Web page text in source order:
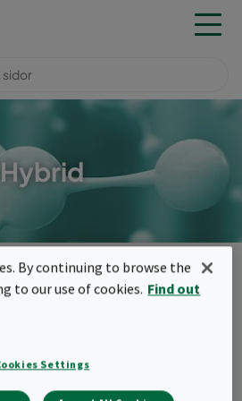
Hybrid
Media Hybrid
är kärnan i alla
By continuing to browse the
to our use of cookies. Find out
Settings